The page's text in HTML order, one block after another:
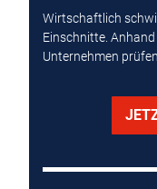
Wirtschaftlich
Einschnitte.
Unternehmen